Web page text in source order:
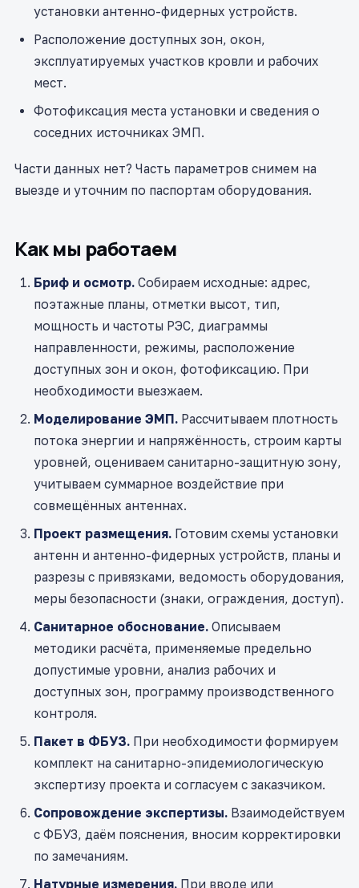
установки антенно-фидерных устройств.
Расположение доступных зон, окон,
эксплуатируемых участков кровли и рабочих
мест.
Фотофиксация места установки и сведения о
соседних источниках ЭМП.
Части данных нет? Часть параметров снимем на
выезде и уточним по паспортам оборудования.
Как мы работаем
Бриф и осмотр. Собираем исходные: адрес,
поэтажные планы, отметки высот, тип,
мощность и частоты РЭС, диаграммы
направленности, режимы, расположение
доступных зон и окон, фотофиксацию. При
необходимости выезжаем.
Моделирование ЭМП. Рассчитываем плотность
потока энергии и напряжённость, строим карты
уровней, оцениваем санитарно-защитную зону,
учитываем суммарное воздействие при
совмещённых антеннах.
Проект размещения. Готовим схемы установки
антенн и антенно-фидерных устройств, планы и
разрезы с привязками, ведомость оборудования,
меры безопасности (знаки, ограждения, доступ).
Санитарное обоснование. Описываем
методики расчёта, применяемые предельно
допустимые уровни, анализ рабочих и
доступных зон, программу производственного
контроля.
Пакет в ФБУЗ. При необходимости формируем
комплект на санитарно-эпидемиологическую
экспертизу проекта и согласуем с заказчиком.
Сопровождение экспертизы. Взаимодействуем
с ФБУЗ, даём пояснения, вносим корректировки
по замечаниям.
Натурные измерения. При вводе или